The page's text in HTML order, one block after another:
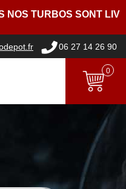
TURBOS SONT LIVRES
06 27 14 26 90
0